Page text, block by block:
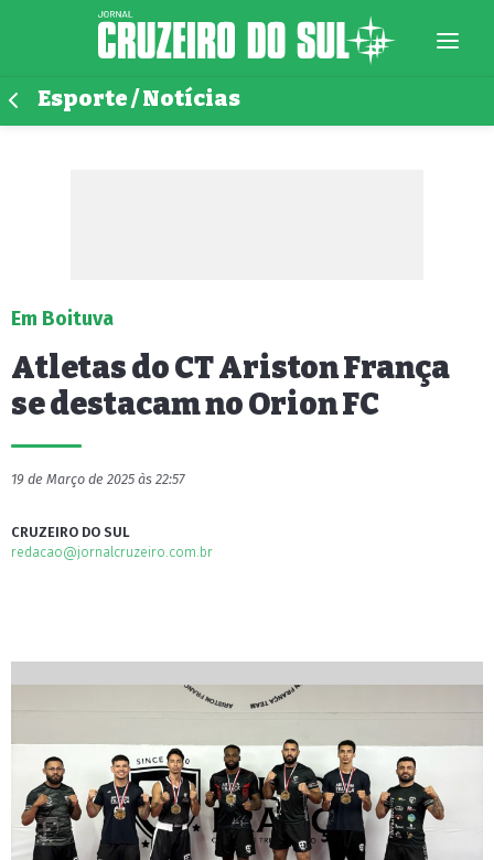
Esporte / Notícias
Em Boituva
Atletas do CT Ariston França
se destacam no Orion FC
19 de Março de 2025 às 22:57
CRUZEIRO DO SUL
redacao@jornalcruzeiro.com.br